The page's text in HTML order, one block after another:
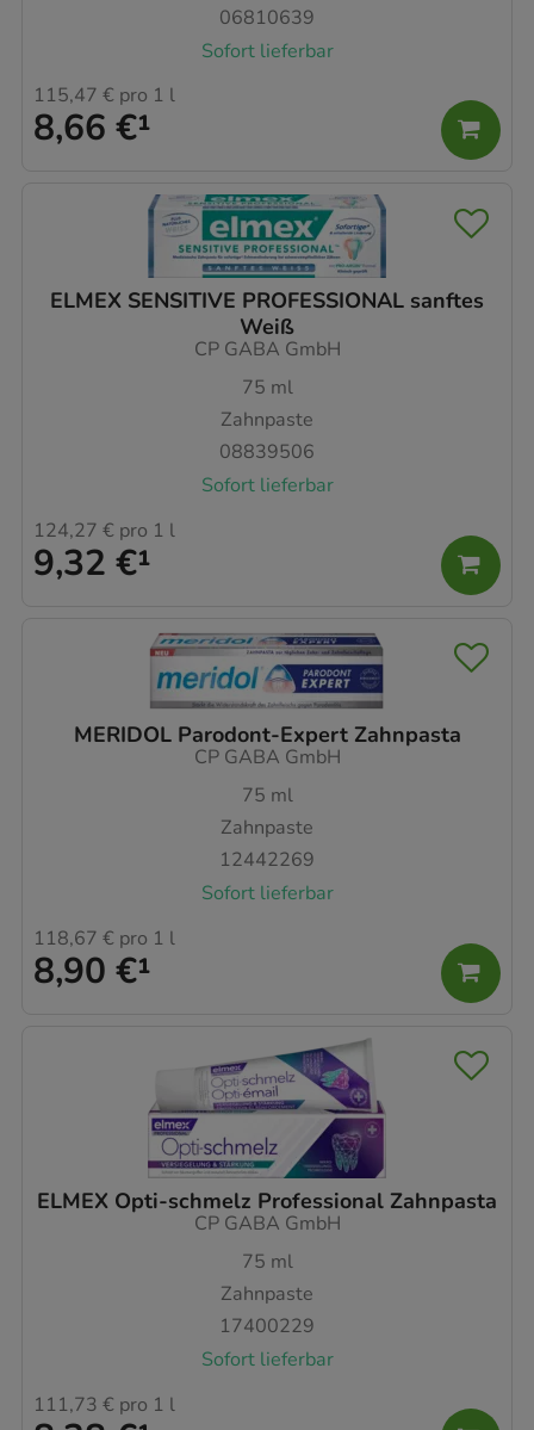
06810639
Sofort lieferbar
8,66 €¹
115,47 € pro 1 l
ELMEX SENSITIVE PROFESSIONAL sanftes
Weiß
CP GABA GmbH
75 ml
Zahnpaste
08839506
Sofort lieferbar
9,32 €¹
124,27 € pro 1 l
MERIDOL Parodont-Expert Zahnpasta
CP GABA GmbH
75 ml
Zahnpaste
12442269
Sofort lieferbar
8,90 €¹
118,67 € pro 1 l
ELMEX Opti-schmelz Professional Zahnpasta
CP GABA GmbH
75 ml
Zahnpaste
17400229
Sofort lieferbar
111,73 € pro 1 l